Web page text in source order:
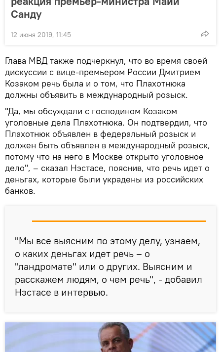
Санду
12 июня 2019, 11:45
Глава МВД также подчеркнул, что во время своей
дискуссии с вице-премьером России Дмитрием
Козаком речь была и о том, что Плахотнюка
должны объявить в международный розыск.
"Да, мы обсуждали с господином Козаком
уголовные дела Плахотнюка. Он подтвердил, что
Плахотнюк объявлен в федеральный розыск и
должен быть объявлен в международный розыск,
потому что на него в Москве открыто уголовное
дело", – сказал Нэстасе, пояснив, что речь идет о
деньгах, которые были украдены из российских
банков.
"Мы все выясним по этому делу, узнаем,
о каких деньгах идет речь – о
"ландромате" или о других. Выясним и
расскажем людям, о чем речь", - добавил
Нэстасе в интервью.